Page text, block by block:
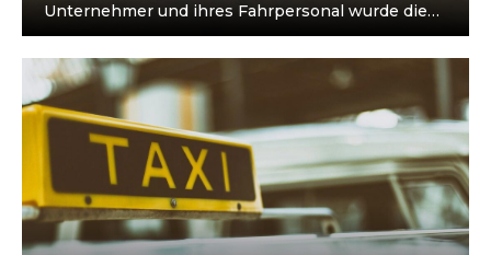
Unternehmer und ihres Fahrpersonal wurde die
Kreisverwaltungausschusssitzung über die
Mindestpreis-Einführung abgesagt. Ob und wann
das Thema…